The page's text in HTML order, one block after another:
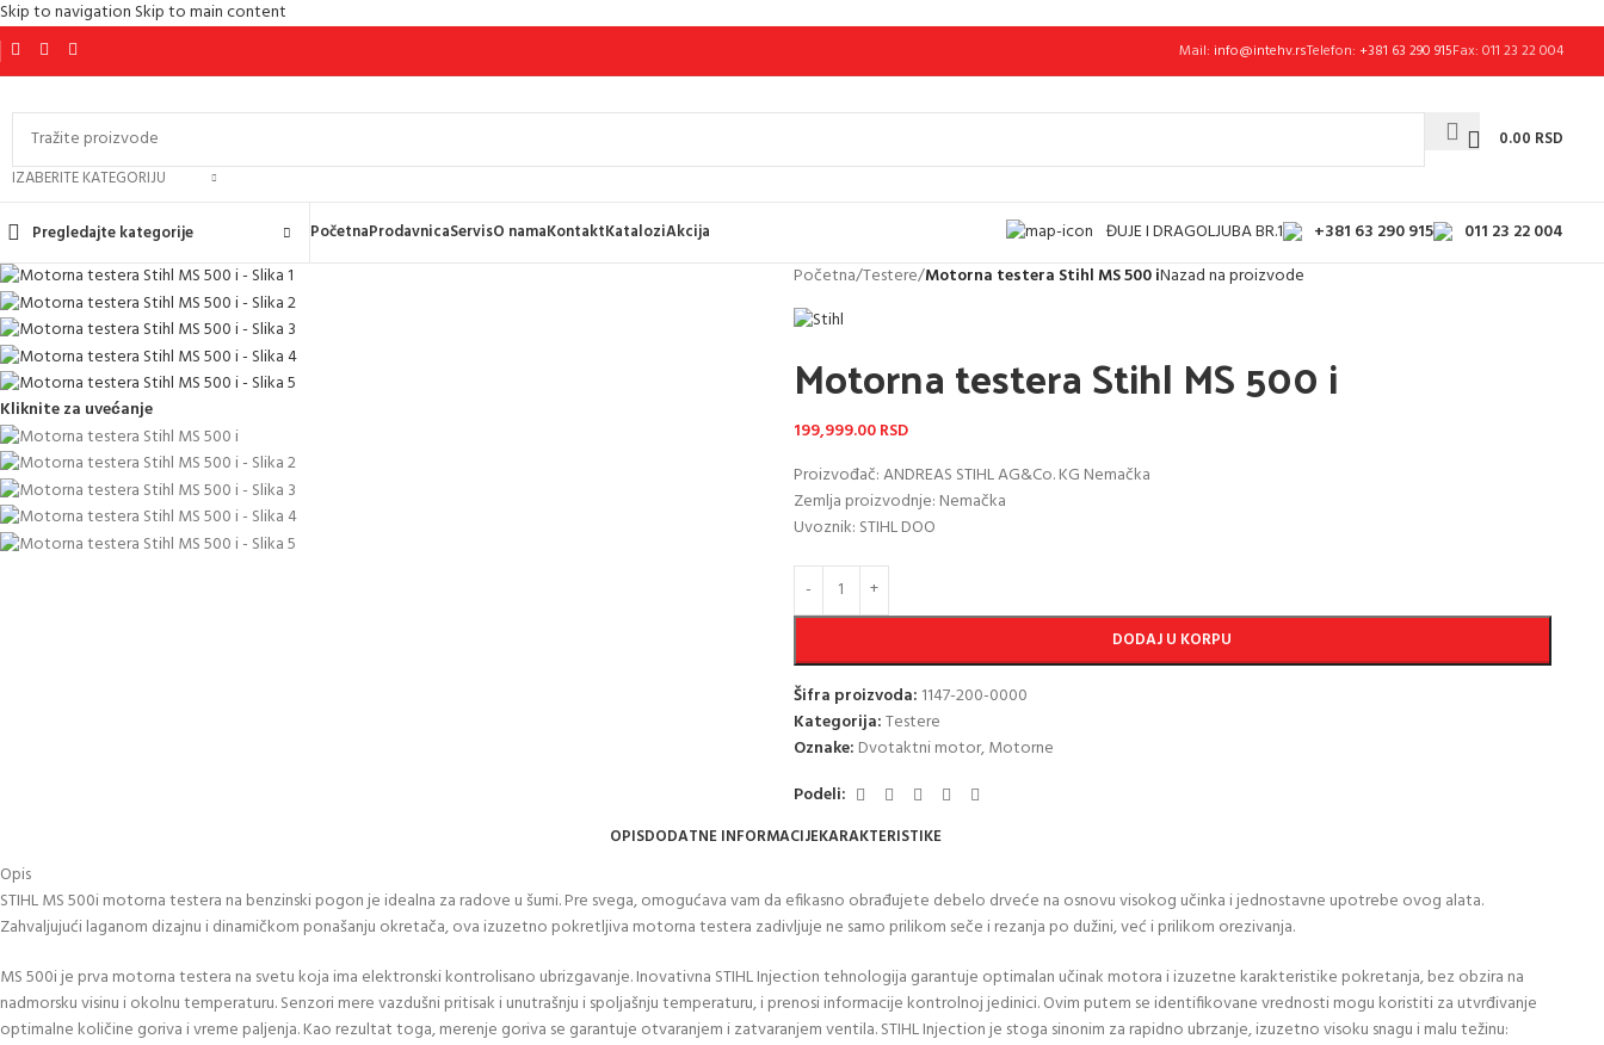
Skip to navigation Skip to main content
Mail: info@intehv.rsTelefon: +381 63 290 915Fax: 011 23 22 004
IZABERITE KATEGORIJU
0.00 RSD
Pregledajte kategorije PočetnaProdavnicaServisO namaKontaktKataloziAkcija ĐUJE I DRAGOLJUBA BR.1 +381 63 290 915 011 23 22 004
Kliknite za uvećanje
Početna/Testere/Motorna testera Stihl MS 500 iNazad na proizvode
Motorna testera Stihl MS 500 i
199,999.00RSD
Proizvođač: ANDREAS STIHL AG&Co. KG Nemačka
Zemlja proizvodnje: Nemačka
Uvoznik: STIHL DOO
DODAJ U KORPU
Šifra proizvoda: 1147-200-0000
Kategorija:Testere
Oznake: Dvotaktni motor,Motorne
Podeli:
OPISDODATNE INFORMACIJEKARAKTERISTIKE
Opis
STIHL MS 500i motorna testera na benzinski pogon je idealna za radove u šumi. Pre svega, omogućava vam da efikasno obrađujete debelo drveće na osnovu visokog učinka i jednostavne upotrebe ovog alata.
Zahvaljujući laganom dizajnu i dinamičkom ponašanju okretača, ova izuzetno pokretljiva motorna testera zadivljuje ne samo prilikom seče i rezanja po dužini, već i prilikom orezivanja.
MS 500i je prva motorna testera na svetu koja ima elektronski kontrolisano ubrizgavanje. Inovativna STIHL Injection tehnologija garantuje optimalan učinak motora i izuzetne karakteristike pokretanja, bez obzira na
nadmorsku visinu i okolnu temperaturu. Senzori mere vazdušni pritisak i unutrašnju i spoljašnju temperaturu, i prenosi informacije kontrolnoj jedinici. Ovim putem se identifikovane vrednosti mogu koristiti za utvrđivanje
optimalne količine goriva i vreme paljenja. Kao rezultat toga, merenje goriva se garantuje otvaranjem i zatvaranjem ventila. STIHL Injection je stoga sinonim za rapidno ubrzanje, izuzetno visoku snagu i malu težinu: